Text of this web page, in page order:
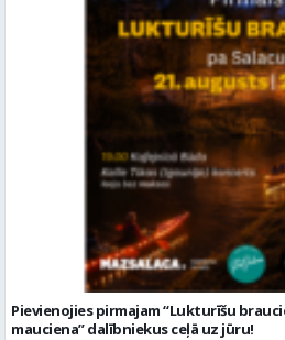
Pievienojies pirmajam “Lukturīšu
mauciena” dalībniekus ceļā uz jūru!